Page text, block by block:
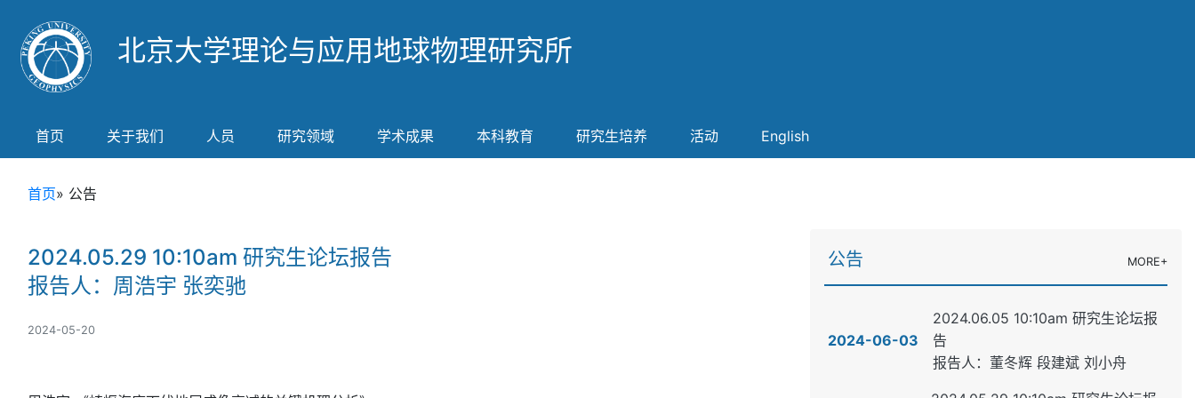
北京大学理论与应用地球物理研究所
首页 关于我们 人员 研究领域 学术成果 本科教育 研究生培养 活动 English
首页» 公告
2024.05.29 10:10am 研究生论坛报告
报告人：周浩宇 张奕驰
2024-05-20
公告 MORE+
2024-06-03
2024.06.05 10:10am 研究生论坛报
告
报告人：董冬辉 段建斌 刘小舟